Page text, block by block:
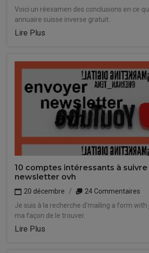
Voici un réexamen des conclusions en ce
annuaire suisse inverse gratuit.
Lire Plus
10 comptes intéressants à
newsletter ovh
20 décembre
24 Commentaires
Je suis à la recherche d'mailing a form
ma façon de le trouver.
Lire Plus